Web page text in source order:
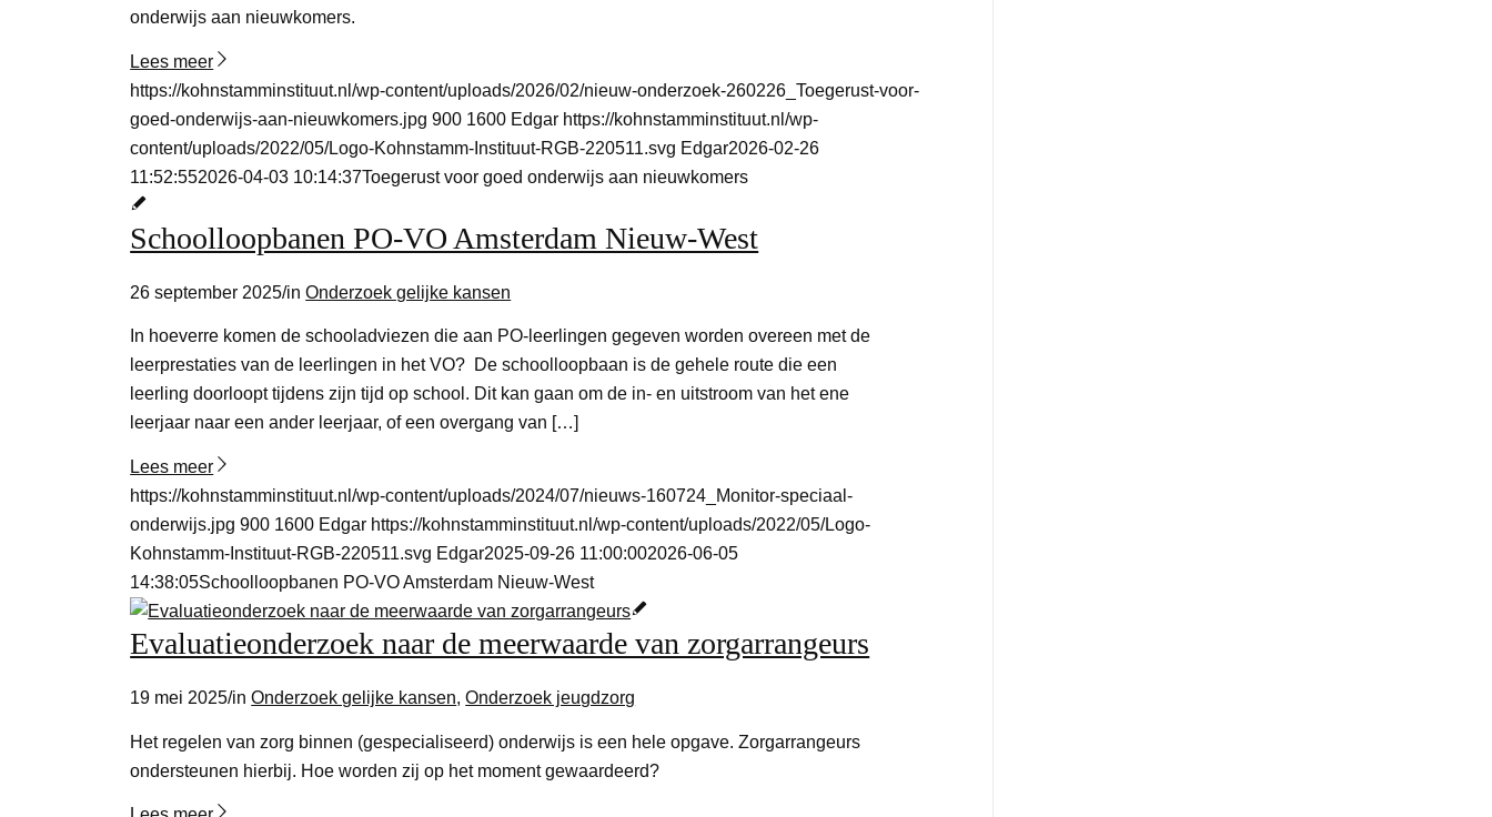
onderwijs aan nieuwkomers.
Lees meer
https://kohnstamminstituut.nl/wp-content/uploads/2026/02/nieuw-onderzoek-260226_Toegerust-voor-
goed-onderwijs-aan-nieuwkomers.jpg 900 1600 Edgar https://kohnstamminstituut.nl/wp-
content/uploads/2022/05/Logo-Kohnstamm-Instituut-RGB-220511.svg Edgar2026-02-26
11:52:552026-04-03 10:14:37Toegerust voor goed onderwijs aan nieuwkomers
Schoolloopbanen PO-VO Amsterdam Nieuw-West
26 september 2025/inOnderzoek gelijke kansen
In hoeverre komen de schooladviezen die aan PO-leerlingen gegeven worden overeen met de
leerprestaties van de leerlingen in het VO? De schoolloopbaan is de gehele route die een
leerling doorloopt tijdens zijn tijd op school. Dit kan gaan om de in- en uitstroom van het ene
leerjaar naar een ander leerjaar, of een overgang van […]
Lees meer
https://kohnstamminstituut.nl/wp-content/uploads/2024/07/nieuws-160724_Monitor-speciaal-
onderwijs.jpg 900 1600 Edgar https://kohnstamminstituut.nl/wp-content/uploads/2022/05/Logo-
Kohnstamm-Instituut-RGB-220511.svg Edgar2025-09-26 11:00:002026-06-05
14:38:05Schoolloopbanen PO-VO Amsterdam Nieuw-West
Evaluatieonderzoek naar de meerwaarde van zorgarrangeurs
19 mei 2025/inOnderzoek gelijke kansen,Onderzoek jeugdzorg
Het regelen van zorg binnen (gespecialiseerd) onderwijs is een hele opgave. Zorgarrangeurs
ondersteunen hierbij. Hoe worden zij op het moment gewaardeerd?